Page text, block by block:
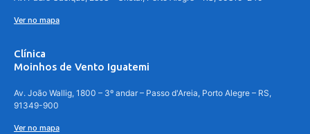
Ver no mapa
Clínica
Moinhos de Vento Iguatemi
Av. João Wallig, 1800 – 3º andar – Passo d'Areia, Porto Alegre – RS,
91349-900
Ver no mapa